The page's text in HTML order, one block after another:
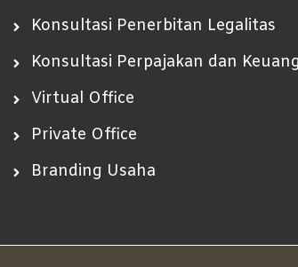
Konsultasi Penerbitan Legalitas
Konsultasi Perpajakan dan
Virtual Office
Private Office
Branding Usaha